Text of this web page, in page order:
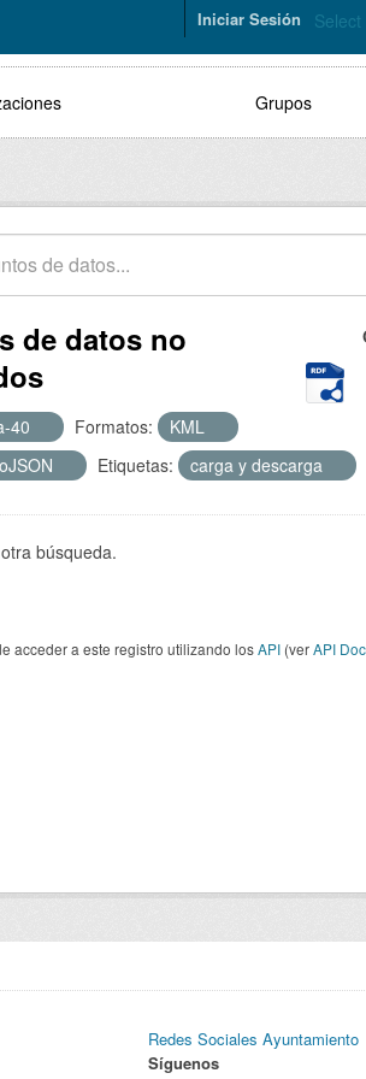
Iniciar Sesión
Grupos
de datos no
40 Formatos:
KML
Etiquetas: carga y descarga
búsqueda.
acceder a este registro utilizando losAPI (verAPI
Redes Sociales Ayuntamiento
Síguenos